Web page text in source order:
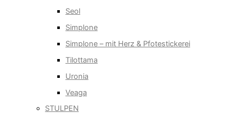
Seol
Simplone
Simplone – mit Herz & Pfotestickerei
Tilottama
Uronia
Veaga
STULPEN